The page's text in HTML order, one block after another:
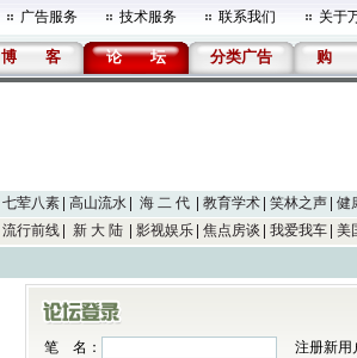
广告服务 技术服务 联系我们 关于
博 客 论 坛 分类广告 购
七荤八素 高山流水 海 二 代 教育学术 笑林之声
健
流行前线 新 大 陆 影视娱乐 焦点房谈 我爱我车 美
笔 名：
注册新用